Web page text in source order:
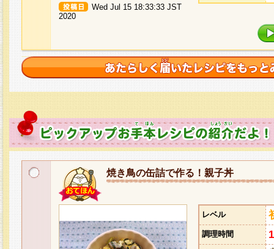
Wed Jul 15 18:33:33 JST
2020
焼き鳥の缶詰で作る！親子丼
レベル
調理時間